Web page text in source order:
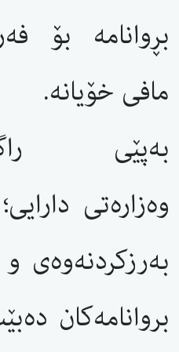
بڕوانامە بۆ
مافی خۆیانە.
بەپێی
وەزارەتی
بەرزکردنەوەی
بروانامەکان